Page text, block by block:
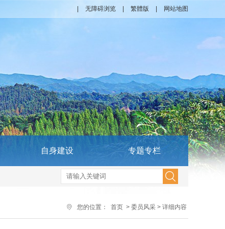
无障碍浏览 繁體版 网站地图
自身建设 专题专栏
您的位置： 首页 > 委员风采 > 详细内容